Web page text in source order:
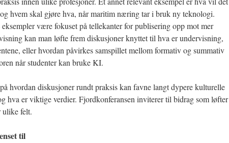
hvem skal gjøre hva, når maritim næring tar i bruk ny teknologi.
være fokuset på tellekanter for publisering opp mot mer
kan man løfte frem diskusjoner knyttet til hva er undervisning,
eller hvordan påvirkes samspillet mellom formativ og summativ
når studenter kan bruke KI.
hvordan diskusjoner rundt praksis kan favne langt dypere kulturelle
hva er viktige verdier. Fjordkonferansen inviterer til bidrag som løfter
ulike felt.
til